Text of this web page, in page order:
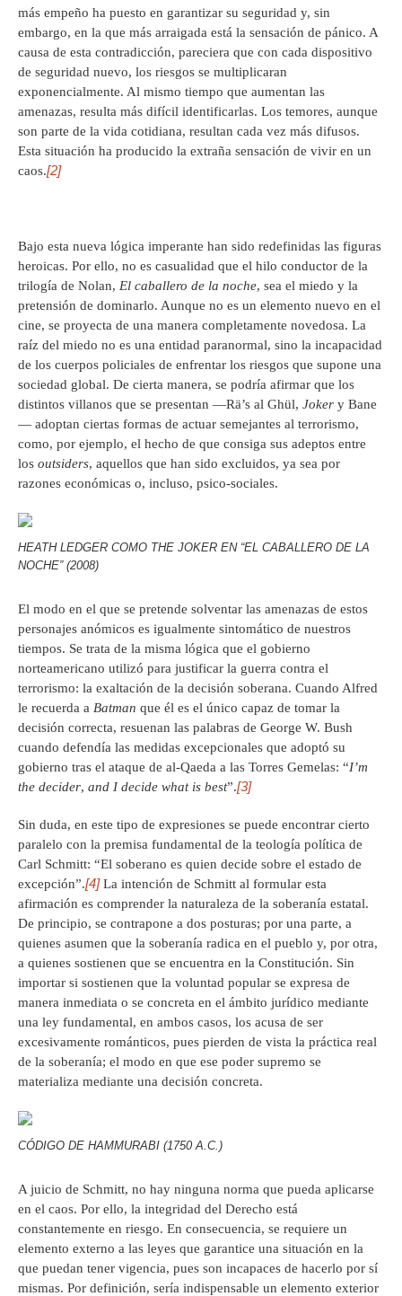
más empeño ha puesto en garantizar su seguridad y, sin
embargo, en la que más arraigada está la sensación de pánico. A
causa de esta contradicción, pareciera que con cada dispositivo
de seguridad nuevo, los riesgos se multiplicaran
exponencialmente. Al mismo tiempo que aumentan las
amenazas, resulta más difícil identificarlas. Los temores, aunque
son parte de la vida cotidiana, resultan cada vez más difusos.
Esta situación ha producido la extraña sensación de vivir en un
caos.[2]
Bajo esta nueva lógica imperante han sido redefinidas las figuras
heroicas. Por ello, no es casualidad que el hilo conductor de la
trilogía de Nolan, El caballero de la noche, sea el miedo y la
pretensión de dominarlo. Aunque no es un elemento nuevo en el
cine, se proyecta de una manera completamente novedosa. La
raíz del miedo no es una entidad paranormal, sino la incapacidad
de los cuerpos policiales de enfrentar los riesgos que supone una
sociedad global. De cierta manera, se podría afirmar que los
distintos villanos que se presentan —Rä’s al Ghül, Joker y Bane
— adoptan ciertas formas de actuar semejantes al terrorismo,
como, por ejemplo, el hecho de que consiga sus adeptos entre
los outsiders, aquellos que han sido excluidos, ya sea por
razones económicas o, incluso, psico-sociales.
HEATH LEDGER COMO THE JOKER EN “EL CABALLERO DE LA
NOCHE” (2008)
El modo en el que se pretende solventar las amenazas de estos
personajes anómicos es igualmente sintomático de nuestros
tiempos. Se trata de la misma lógica que el gobierno
norteamericano utilizó para justificar la guerra contra el
terrorismo: la exaltación de la decisión soberana. Cuando Alfred
le recuerda a Batman que él es el único capaz de tomar la
decisión correcta, resuenan las palabras de George W. Bush
cuando defendía las medidas excepcionales que adoptó su
gobierno tras el ataque de al-Qaeda a las Torres Gemelas: “I’m
the decider, and I decide what is best”.[3]
Sin duda, en este tipo de expresiones se puede encontrar cierto
paralelo con la premisa fundamental de la teología política de
Carl Schmitt: “El soberano es quien decide sobre el estado de
excepción”.[4]La intención de Schmitt al formular esta
afirmación es comprender la naturaleza de la soberanía estatal.
De principio, se contrapone a dos posturas; por una parte, a
quienes asumen que la soberanía radica en el pueblo y, por otra,
a quienes sostienen que se encuentra en la Constitución. Sin
importar si sostienen que la voluntad popular se expresa de
manera inmediata o se concreta en el ámbito jurídico mediante
una ley fundamental, en ambos casos, los acusa de ser
excesivamente románticos, pues pierden de vista la práctica real
de la soberanía; el modo en que ese poder supremo se
materializa mediante una decisión concreta.
CÓDIGO DE HAMMURABI (1750 A.C.)
A juicio de Schmitt, no hay ninguna norma que pueda aplicarse
en el caos. Por ello, la integridad del Derecho está
constantemente en riesgo. En consecuencia, se requiere un
elemento externo a las leyes que garantice una situación en la
que puedan tener vigencia, pues son incapaces de hacerlo por sí
mismas. Por definición, sería indispensable un elemento exterior